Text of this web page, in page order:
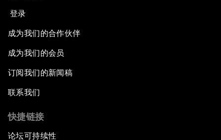
登录
成为我们的合作伙伴
成为我们的会员
订阅我们的新闻稿
联系我们
快捷链接
论坛可持续性